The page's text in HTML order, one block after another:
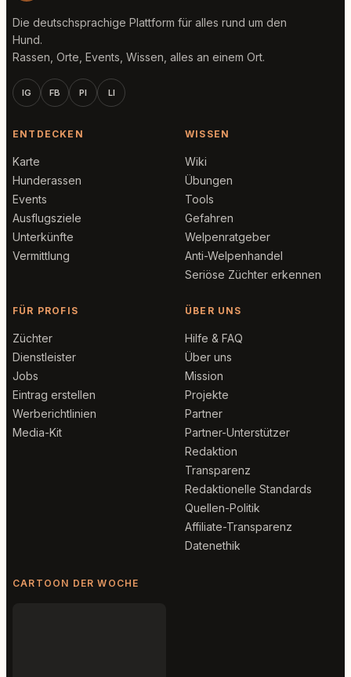
Die deutschsprachige Plattform für alles rund um den
Hund.
Rassen, Orte, Events, Wissen, alles an einem Ort.
IG FB PI LI
ENTDECKEN
Karte
Hunderassen
Events
Ausflugsziele
Unterkünfte
Vermittlung
WISSEN
Wiki
Übungen
Tools
Gefahren
Welpenratgeber
Anti-Welpenhandel
Seriöse Züchter erkennen
FÜR PROFIS
Züchter
Dienstleister
Jobs
Eintrag erstellen
Werberichtlinien
Media-Kit
ÜBER UNS
Hilfe & FAQ
Über uns
Mission
Projekte
Partner
Partner-Unterstützer
Redaktion
Transparenz
Redaktionelle Standards
Quellen-Politik
Affiliate-Transparenz
Datenethik
CARTOON DER WOCHE